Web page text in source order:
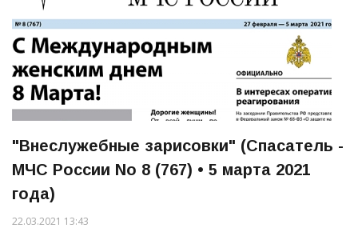
"Внеслужебные зарисовки" (Спасатель -
МЧС России No 8 (767) • 5 марта 2021
года)
22.03.2021 13:43